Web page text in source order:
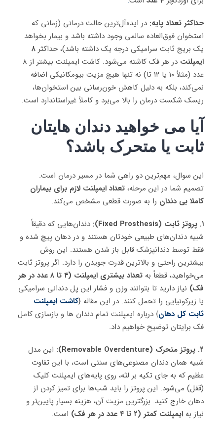
حداکثر تعداد پایه: در ایده‌آل‌ترین حالت درمانی (زمانی که
استخوان فوق‌العاده سالمی وجود داشته باشد و بیمار بخواهد
یک بریج ثابت سرامیکی درجه یک داشته باشد)، حداکثر ۸
ایمپلنت
در هر فک کاشته می‌شود. کاشت ایمپلنت بیشتر از ۸
عدد (مثلاً ۱۰ یا ۱۲ تا) نه تنها هیچ مزیت بیومکانیکی اضافه
نمی‌کند، بلکه به دلیل کاهش خون‌رسانی بین استخوان‌ها،
ریسک شکست درمان را بالا می‌برد و کاملاً غیراستاندارد است.
آیا می خواهید دندان هایتان
ثابت یا متحرک باشد؟
این سوال، مهم‌ترین دو راهی شما در مسیر درمان است.
تصمیم شما در این مرحله، تعداد ایمپلنت لازم برای بیماران
کاملا بی دندان را به صورت قطعی مشخص می‌کند.
۱. پروتز ثابت (Fixed Prosthesis):
دندان‌هایی که دقیقاً
شبیه دندان‌های طبیعی خودتان هستند و در دهان پیچ شده و
فقط توسط دندانپزشک قابل باز شدن هستند. این روش
بیشترین راحتی و بالاترین قدرت جویدن را دارد. اگر پروتز ثابت
می‌خواهید، قطعاً به
تعداد بیشتری ایمپلنت (۴ تا ۸ عدد در هر
فک) نیاز دارید تا بتوانند وزن و فشار این پل دندانی سرامیکی
یا زیرکونیایی را تحمل کنند. در این مقاله {کاشت ایمپلنت
ثابت کل دهان} درباره ایمپلنت تمام دندان ها و بازسازی کامل
فک برایتان توضیح خواهیم داد.
۲. پروتز متحرک (Removable Overdenture):
این مدل
شبیه همان دندان مصنوعی‌های سنتی است، با این تفاوت
عظیم که به جای تکیه بر لثه، روی پایه‌های ایمپلنت کلیک
(قفل) می‌شود. این پروتز را باید شب‌ها برای تمیز کردن از
دهان خارج کنید. بزرگترین مزیت آن، هزینه بسیار پایین‌تر و
نیاز به ایمپلنت کمتر (۲ تا ۴ عدد در هر فک)
است.